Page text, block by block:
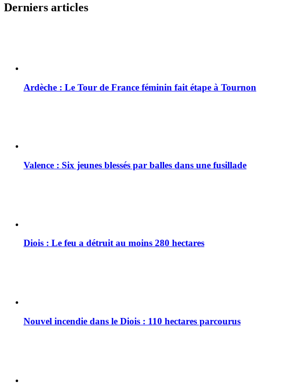
Derniers articles
Ardèche : Le Tour de France féminin fait étape à Tournon
Valence : Six jeunes blessés par balles dans une fusillade
Diois : Le feu a détruit au moins 280 hectares
Nouvel incendie dans le Diois : 110 hectares parcourus